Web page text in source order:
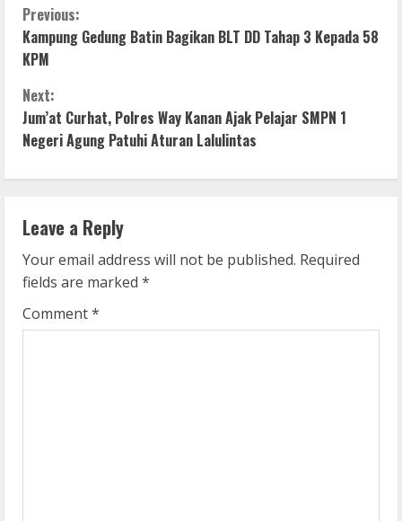
C
o
n
t
i
n
u
e
R
Previous:
Kampung Gedung Batin Bagikan BLT DD Tahap 3 Kepada 58
KPM
Next:
Jum’at Curhat, Polres Way Kanan Ajak Pelajar SMPN 1
Negeri Agung Patuhi Aturan Lalulintas
Leave a Reply
Your email address will not be published. Required
fields are marked *
Comment*